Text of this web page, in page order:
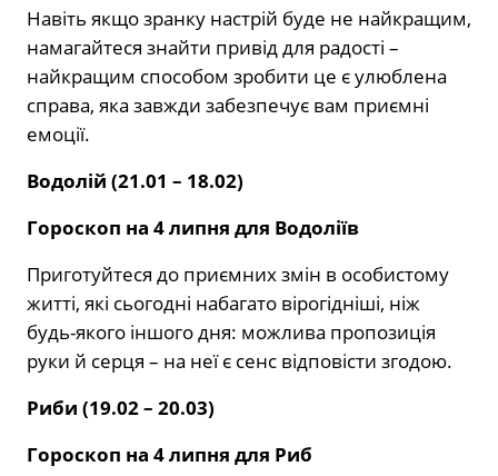
Навіть якщо зранку настрій буде не найкращим,
намагайтеся знайти привід для радості –
найкращим способом зробити це є улюблена
справа, яка завжди забезпечує вам приємні
емоції.
Водолій (21.01 – 18.02)
Гороскоп на 4 липня для Водоліїв
Приготуйтеся до приємних змін в особистому
житті, які сьогодні набагато вірогідніші, ніж
будь-якого іншого дня: можлива пропозиція
руки й серця – на неї є сенс відповісти згодою.
Риби (19.02 – 20.03)
Гороскоп на 4 липня для Риб